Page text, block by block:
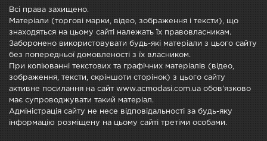
Всі права захищено.
Матеріали (торгові марки, відео, зображення і тексти), що
знаходяться на цьому сайті належать їх правовласникам.
Заборонено використовувати будь-які матеріали з цього сайту
без попередньої домовленості з їх власником.
При копіюванні текстових та графічних матеріалів (відео,
зображення, тексти, скріншоти сторінок) з цього сайту
активне посилання на сайт www.acmodasi.com.ua обов'язково
має супроводжувати такий матеріал.
Адміністрація сайту не несе відповідальності за будь-яку
інформацію розміщену на цьому сайті третіми особами.